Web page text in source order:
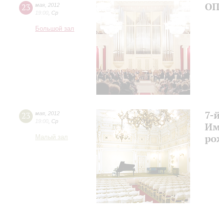
23 мая 2012
19:00 Ср
Большой зал
23 мая 2012
19:00 Ср
Малый зал
7-